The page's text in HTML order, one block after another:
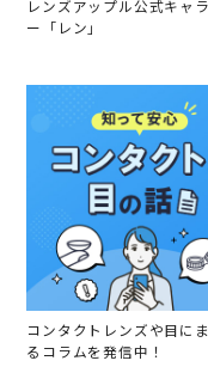
レンズアップル公式キャ
ー「レン」
コンタクトレンズや目に
るコラムを発信中！